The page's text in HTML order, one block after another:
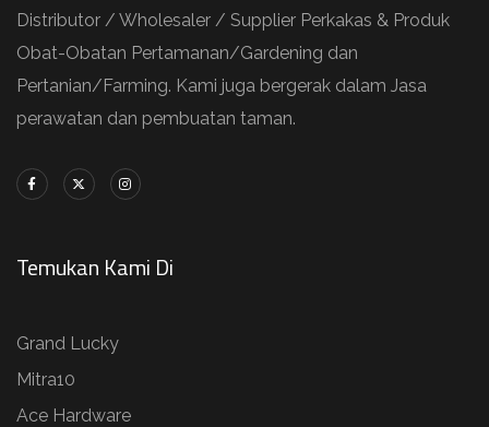
Distributor / Wholesaler / Supplier Perkakas & Produk
Obat-Obatan Pertamanan/Gardening dan
Pertanian/Farming. Kami juga bergerak dalam Jasa
perawatan dan pembuatan taman.
Temukan Kami Di
Grand Lucky
Mitra10
Ace Hardware